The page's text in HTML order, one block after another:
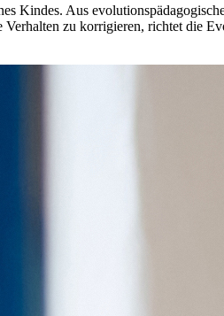
Kindes. Aus
zu korrigieren, richtet die